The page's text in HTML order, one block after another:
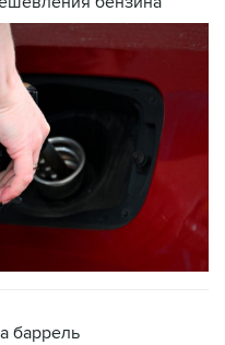
баррель